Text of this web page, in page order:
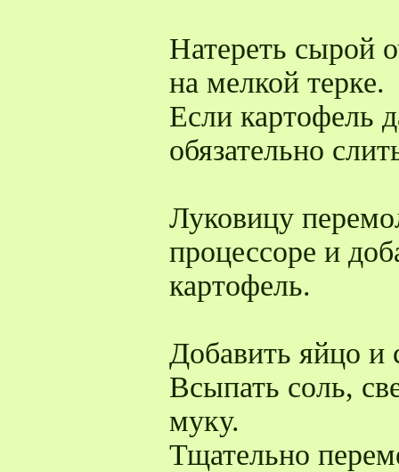
Натереть сырой
на мелкой терке.
Если картофель
обязательно
Луковицу
процессоре и
картофель.
Добавить яйцо и
Всыпать соль,
муку.
Тщательно